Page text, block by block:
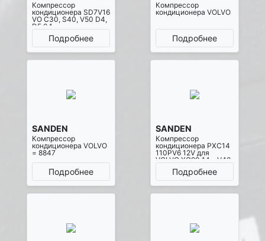
Компрессор
кондиционера SD7V16
VO C30, S40, V50 D4,
D5 04
Подробнее
Компрессор
кондиционера VOLVO
Подробнее
SANDEN
Компрессор
кондиционера VOLVO
= 8847
Подробнее
SANDEN
Компрессор
кондиционера PXC14
110PV6 12V для
VOLVO XC90 14-, V40
14- (= 8848)
Подробнее